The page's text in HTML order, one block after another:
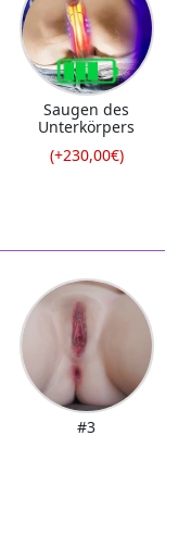
Saugen des
Unterkörpers
(+230,00€)
#3